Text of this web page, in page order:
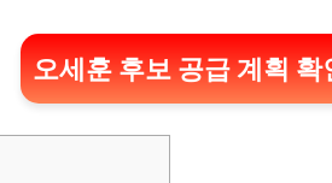
오세훈 후보 공급 계획